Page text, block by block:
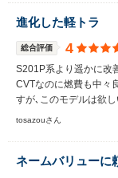
進化した軽トラ
総合評価 4
S201P系より遥かに改
CVTなのに燃費も中々
すが､このモデルは欲
tosazouさん
ネームバリューに